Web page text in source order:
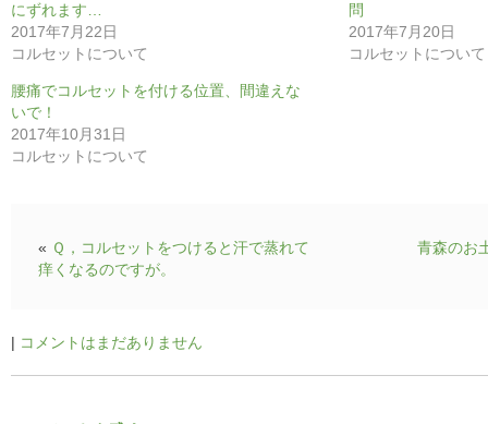
にずれます…
2017年7月22日
コルセットについて
問
2017年7月20日
コルセットについて
腰痛でコルセットを付ける位置、間違えな
いで！
2017年10月31日
コルセットについて
青森のお
« Ｑ，コルセットをつけると汗で蒸れて
痒くなるのですが。
| コメントはまだありません